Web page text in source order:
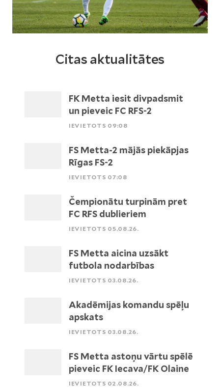
Citas aktualitātes
FK Metta iesit divpadsmit
un pieveic FC RFS-2
IEVIETOTS 09:08
FS Metta-2 mājās piekāpjas
Rīgas FS-2
IEVIETOTS 07:08
Čempionātu turpinām pret
FC RFS dublieriem
IEVIETOTS 05.08.26.
FS Metta aicina uzsākt
futbola nodarbības
IEVIETOTS 03.08.26.
Akadēmijas komandu spēļu
apskats
IEVIETOTS 03.08.26.
FS Metta astoņu vārtu spēlē
pieveic FK Iecava/FK Olaine
IEVIETOTS 02.08.26.